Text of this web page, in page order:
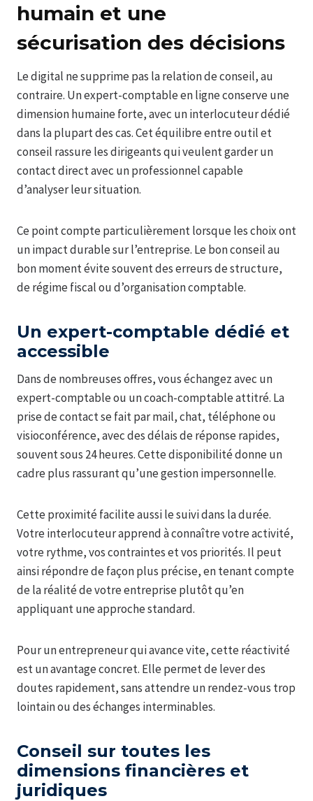
humain et une
sécurisation des décisions
Le digital ne supprime pas la relation de conseil, au
contraire. Un expert-comptable en ligne conserve une
dimension humaine forte, avec un interlocuteur dédié
dans la plupart des cas. Cet équilibre entre outil et
conseil rassure les dirigeants qui veulent garder un
contact direct avec un professionnel capable
d’analyser leur situation.
Ce point compte particulièrement lorsque les choix ont
un impact durable sur l’entreprise. Le bon conseil au
bon moment évite souvent des erreurs de structure,
de régime fiscal ou d’organisation comptable.
Un expert-comptable dédié et
accessible
Dans de nombreuses offres, vous échangez avec un
expert-comptable ou un coach-comptable attitré. La
prise de contact se fait par mail, chat, téléphone ou
visioconférence, avec des délais de réponse rapides,
souvent sous 24 heures. Cette disponibilité donne un
cadre plus rassurant qu’une gestion impersonnelle.
Cette proximité facilite aussi le suivi dans la durée.
Votre interlocuteur apprend à connaître votre activité,
votre rythme, vos contraintes et vos priorités. Il peut
ainsi répondre de façon plus précise, en tenant compte
de la réalité de votre entreprise plutôt qu’en
appliquant une approche standard.
Pour un entrepreneur qui avance vite, cette réactivité
est un avantage concret. Elle permet de lever des
doutes rapidement, sans attendre un rendez-vous trop
lointain ou des échanges interminables.
Conseil sur toutes les
dimensions financières et
juridiques